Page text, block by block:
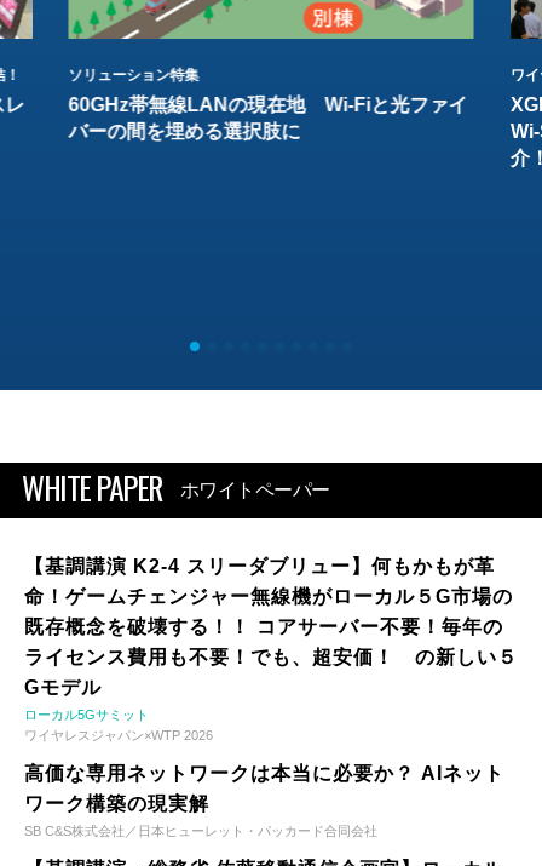
レ
ソリューション特集
60GHz帯無線LANの現在地 Wi-Fiと光ファイ
バーの間を埋める選択肢に
ワ
介
WHITE PAPER ホワイトペーパー
【基調講演 K2-4 スリーダブリュー】何もかもが革
命！ゲームチェンジャー無線機がローカル５G市場の
既存概念を破壊する！！ コアサーバー不要！毎年の
ライセンス費用も不要！でも、超安価！ の新しい５
Gモデル
ローカル5Gサミット
ワイヤレスジャパン×WTP 2026
高価な専用ネットワークは本当に必要か？ AIネット
ワーク構築の現実解
SB C&S株式会社／日本ヒューレット・パッカード合同会社